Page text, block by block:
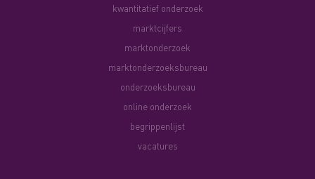
kwantitatief onderzoek
marktcijfers
marktonderzoek
marktonderzoeksbureau
onderzoeksbureau
online onderzoek
begrippenlijst
vacatures